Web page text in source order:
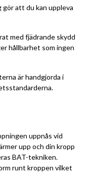
att du kan uppleva
med fjädrande skydd
hållbarhet som ingen
är handgjorda i
uppnås vid
upp och din kropp
BAT-tekniken.
runt kroppen vilket